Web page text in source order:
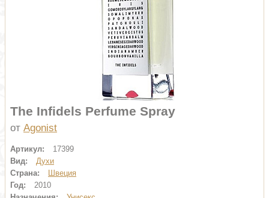
The Infidels Perfume Spray
от Agonist
Артикул:
17399
Вид:
Духи
Страна:
Швеция
Год:
2010